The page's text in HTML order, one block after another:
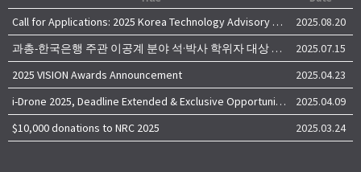
Call for Applications: 2025 Korea Technology Advisory Group (K-TAG)
2025.08.20
과총-한국은행 주관 이공계 분야 석·박사 학위자 대상 서베이
2025.07.15
2025 VISION Awards Announcement
2025.04.23
i-Drone 2025, Deadline Extended & Exclusive Opportunity to Travel to Korea!
2025.04.09
$10,000 donations to NRC 2025
2025.03.24